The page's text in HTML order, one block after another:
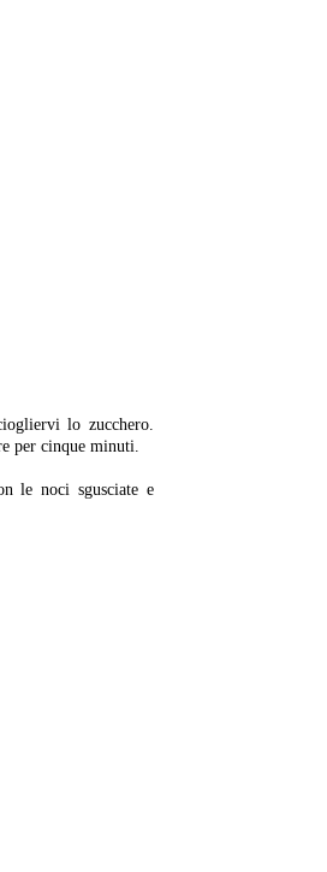
lo zucchero.
per cinque minuti.
le noci sgusciate e